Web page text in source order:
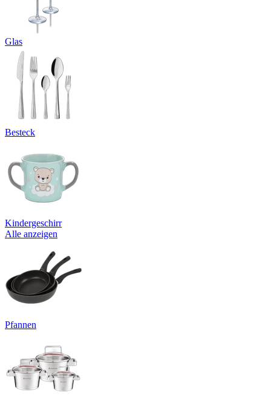
Glas
Besteck
Kindergeschirr
Alle anzeigen
Pfannen